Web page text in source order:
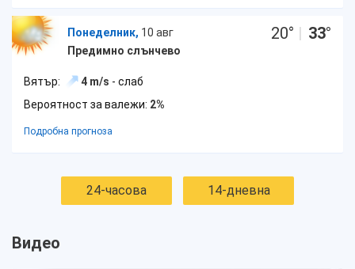
Понеделник, 10 авг
Предимно слънчево
20° | 33°
Вятър: 4 m/s - слаб
Вероятност за валежи: 2%
Подробна прогноза
24-часова 14-дневна
Видео